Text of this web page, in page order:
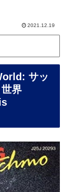
2021.12.19
サッ
界